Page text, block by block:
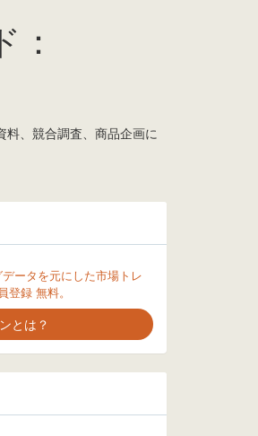
料、競合調査、商品企画に
ータを元にした市場トレ
録 無料。
とは？